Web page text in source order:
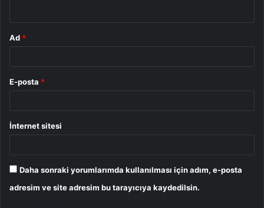
Ad *
E-posta *
İnternet sitesi
Daha sonraki yorumlarımda kullanılması için adım, e-posta
adresim ve site adresim bu tarayıcıya kaydedilsin.